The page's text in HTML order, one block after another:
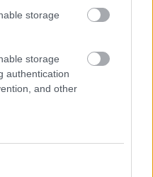
storage
storage
authentication
and other
egyeztetett a
pedig egy másik
nagy változásokról döntött